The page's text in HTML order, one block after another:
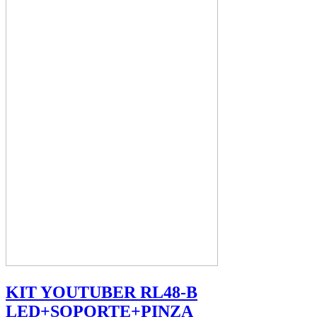
KIT YOUTUBER RL48-B
LED+SOPORTE+PINZA